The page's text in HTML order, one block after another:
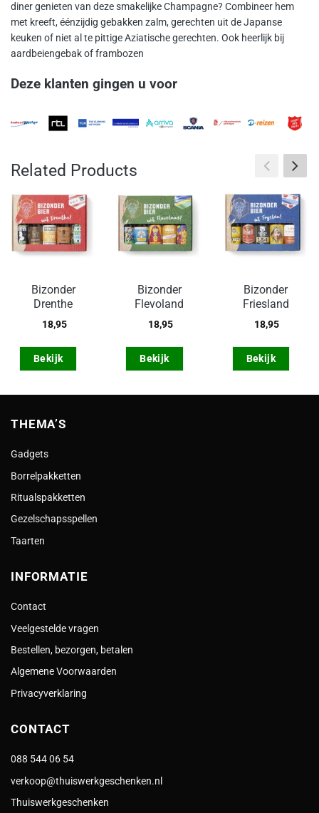
diner genieten van deze smakelijke Champagne? Combineer hem
met kreeft, éénzijdig gebakken zalm, gerechten uit de Japanse
keuken of niet al te pittige Aziatische gerechten. Ook heerlijk bij
aardbeiengebak of frambozen
Deze klanten gingen u voor
Related Products
Bizonder
Drenthe
18,95
Bekijk
Bizonder
Flevoland
18,95
Bekijk
Bizonder
Friesland
18,95
Bekijk
THEMA’S
Gadgets
Borrelpakketten
Ritualspakketten
Gezelschapsspellen
Taarten
INFORMATIE
Contact
Veelgestelde vragen
Bestellen, bezorgen, betalen
Algemene Voorwaarden
Privacyverklaring
CONTACT
088 544 06 54
verkoop@thuiswerkgeschenken.nl
Thuiswerkgeschenken